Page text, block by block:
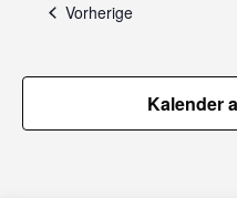
VorherigeVeranstaltungen
Kalender